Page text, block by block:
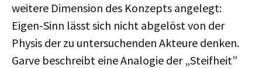
weitere Dimension des Konzepts angelegt:
Eigen-Sinn lässt sich nicht abgelöst von der
Physis der zu untersuchenden Akteure denken.
Garve beschreibt eine Analogie der „Steifheit”